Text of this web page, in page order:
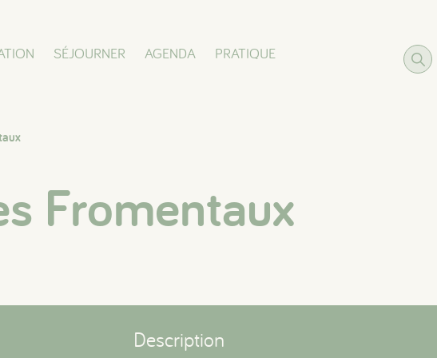
SÉJOURNER AGENDA PRATIQUE
Fromentaux
Description